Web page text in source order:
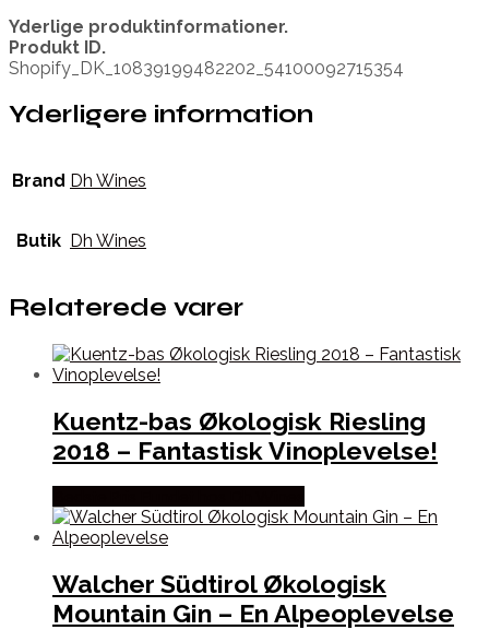
Yderlige produktinformationer.
Produkt ID.
Shopify_DK_10839199482202_54100092715354
Yderligere information
Brand Dh Wines
Butik Dh Wines
Relaterede varer
Kuentz-bas Økologisk Riesling
2018 – Fantastisk Vinoplevelse!
Walcher Südtirol Økologisk
Mountain Gin – En Alpeoplevelse